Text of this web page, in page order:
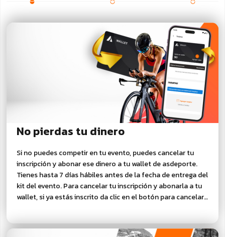
No pierdas tu dinero
Si no puedes competir en tu evento, puedes cancelar tu
inscripción y abonar ese dinero a tu wallet de asdeporte.
Tienes hasta 7 días hábiles antes de la fecha de entrega del
kit del evento. Para cancelar tu inscripción y abonarla a tu
wallet, si ya estás inscrito da clic en el botón para cancelar